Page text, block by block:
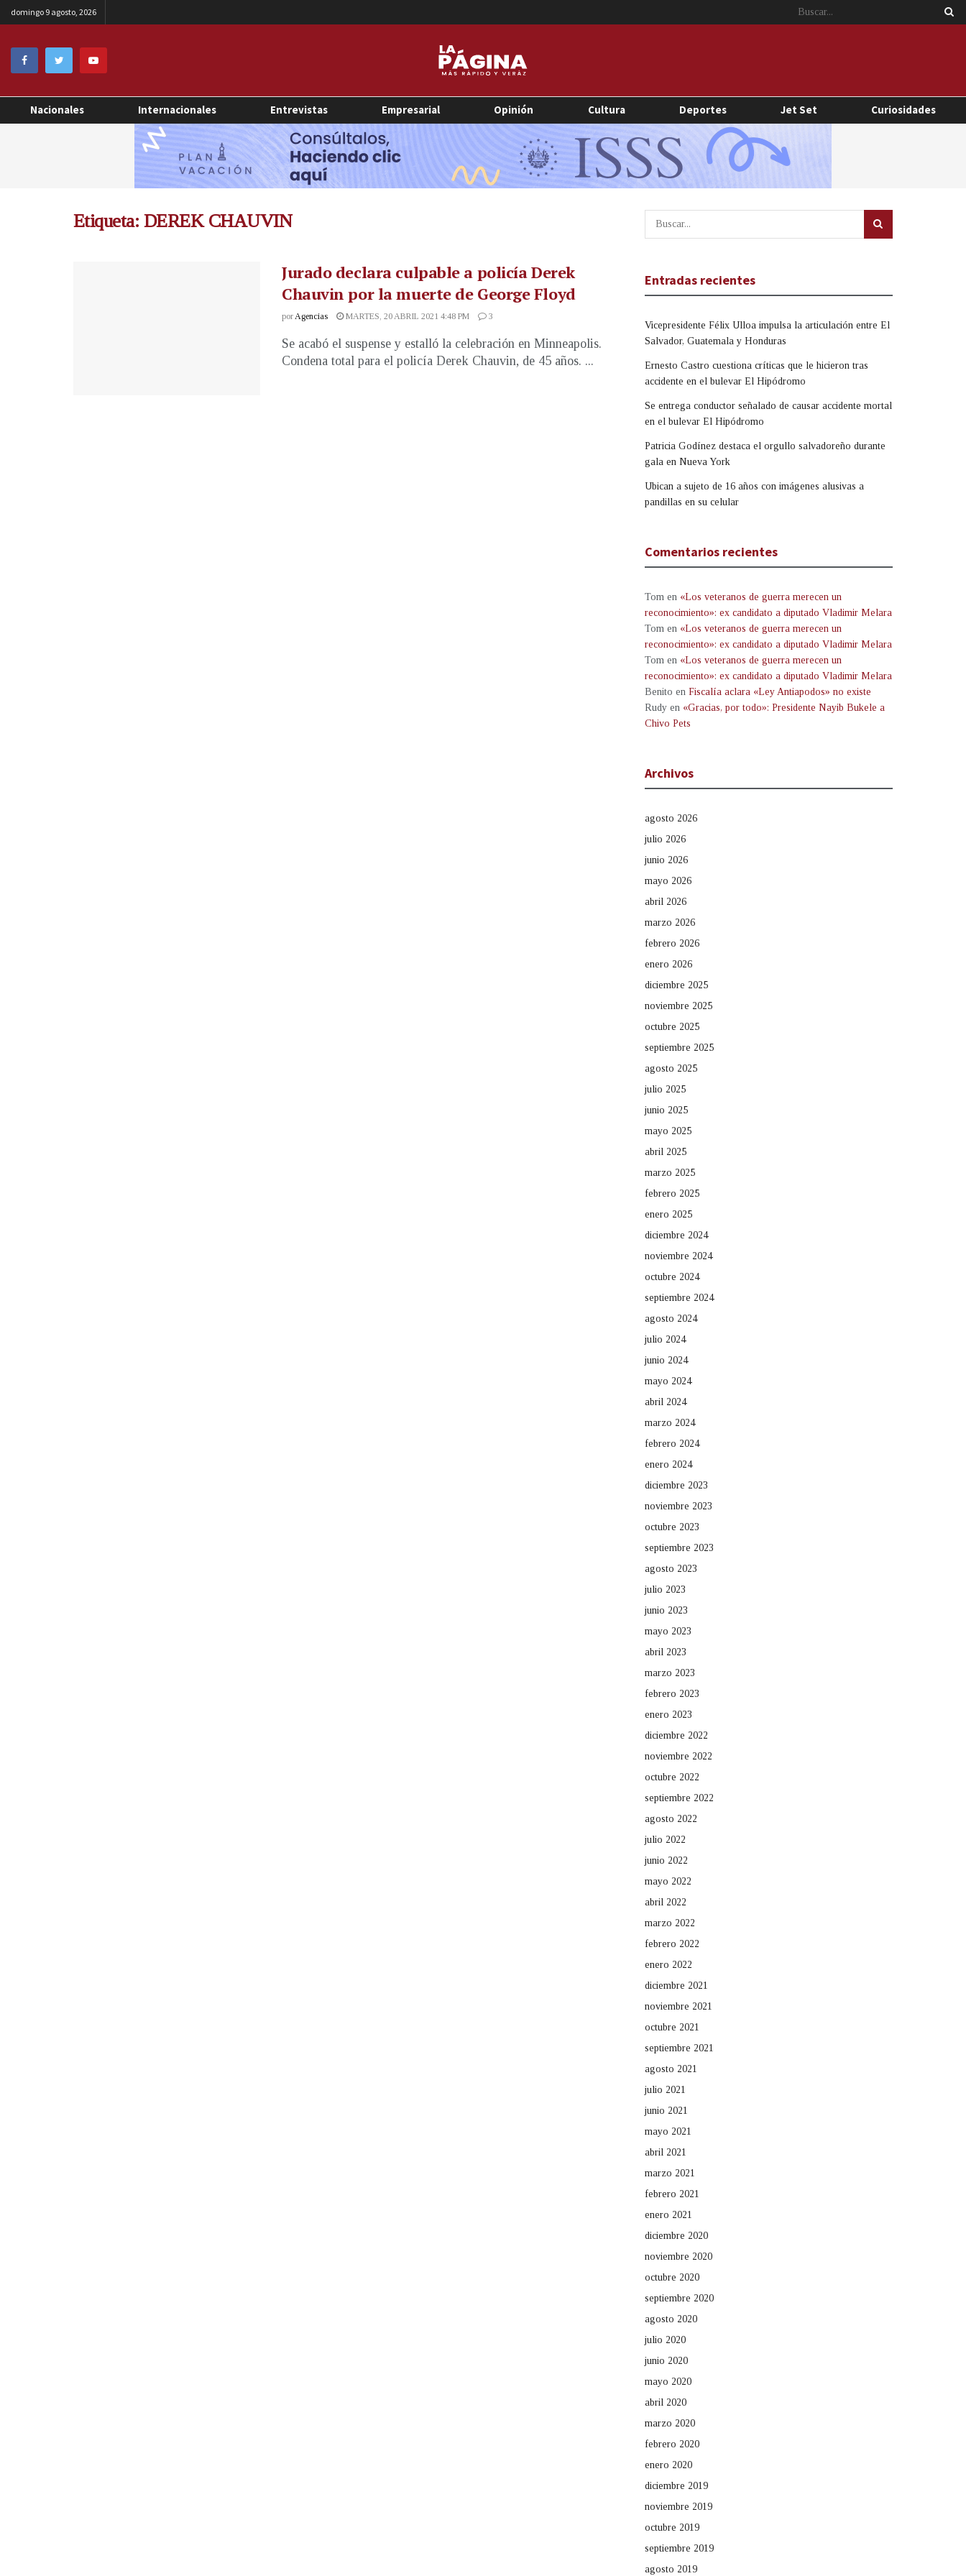
domingo 9 agosto, 2026
Nacionales Internacionales Entrevistas Empresarial Opinión Cultura Deportes Jet Set Curiosidades
Etiqueta: DEREK CHAUVIN
Jurado declara culpable a policía Derek
Chauvin por la muerte de George Floyd
porAgencias MARTES, 20 ABRIL 2021 4:48 PM 3
Se acabó el suspense y estalló la celebración en Minneapolis.
Condena total para el policía Derek Chauvin, de 45 años. ...
Entradas recientes
Vicepresidente Félix Ulloa impulsa la articulación entre El
Salvador, Guatemala y Honduras
Ernesto Castro cuestiona críticas que le hicieron tras
accidente en el bulevar El Hipódromo
Se entrega conductor señalado de causar accidente mortal
en el bulevar El Hipódromo
Patricia Godínez destaca el orgullo salvadoreño durante
gala en Nueva York
Ubican a sujeto de 16 años con imágenes alusivas a
pandillas en su celular
Comentarios recientes
Tom en «Los veteranos de guerra merecen un
reconocimiento»: ex candidato a diputado Vladimir Melara
Tom en «Los veteranos de guerra merecen un
reconocimiento»: ex candidato a diputado Vladimir Melara
Tom en «Los veteranos de guerra merecen un
reconocimiento»: ex candidato a diputado Vladimir Melara
Benito en Fiscalía aclara «Ley Antiapodos» no existe
Rudy en «Gracias, por todo»: Presidente Nayib Bukele a
Chivo Pets
Archivos
agosto 2026
julio 2026
junio 2026
mayo 2026
abril 2026
marzo 2026
febrero 2026
enero 2026
diciembre 2025
noviembre 2025
octubre 2025
septiembre 2025
agosto 2025
julio 2025
junio 2025
mayo 2025
abril 2025
marzo 2025
febrero 2025
enero 2025
diciembre 2024
noviembre 2024
octubre 2024
septiembre 2024
agosto 2024
julio 2024
junio 2024
mayo 2024
abril 2024
marzo 2024
febrero 2024
enero 2024
diciembre 2023
noviembre 2023
octubre 2023
septiembre 2023
agosto 2023
julio 2023
junio 2023
mayo 2023
abril 2023
marzo 2023
febrero 2023
enero 2023
diciembre 2022
noviembre 2022
octubre 2022
septiembre 2022
agosto 2022
julio 2022
junio 2022
mayo 2022
abril 2022
marzo 2022
febrero 2022
enero 2022
diciembre 2021
noviembre 2021
octubre 2021
septiembre 2021
agosto 2021
julio 2021
junio 2021
mayo 2021
abril 2021
marzo 2021
febrero 2021
enero 2021
diciembre 2020
noviembre 2020
octubre 2020
septiembre 2020
agosto 2020
julio 2020
junio 2020
mayo 2020
abril 2020
marzo 2020
febrero 2020
enero 2020
diciembre 2019
noviembre 2019
octubre 2019
septiembre 2019
agosto 2019